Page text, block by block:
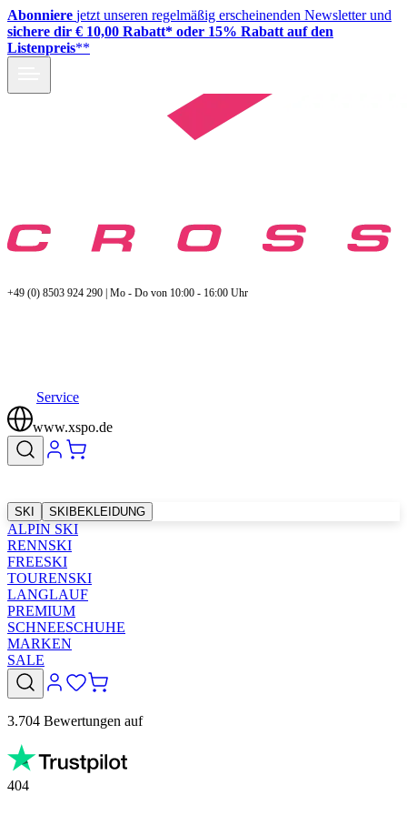
Abonniere jetzt unseren regelmäßig erscheinenden Newsletter und
sichere dir € 10,00 Rabatt* oder 15% Rabatt auf den
Listenpreis**
+49 (0) 8503 924 290 | Mo - Do von 10:00 - 16:00 Uhr
Service
www.xspo.de
SKI SKIBEKLEIDUNG
ALPIN SKI
RENNSKI
FREESKI
TOURENSKI
LANGLAUF
PREMIUM
SCHNEESCHUHE
MARKEN
SALE
3.704 Bewertungen auf
404